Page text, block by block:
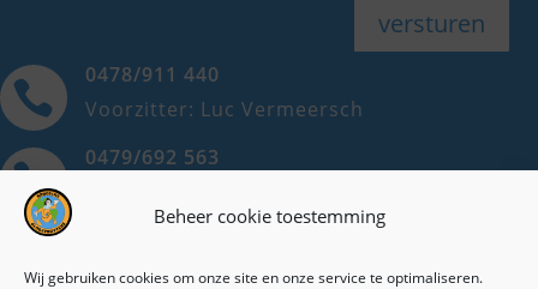
Beheer cookie toestemming
Wij gebruiken cookies om onze site en onze service te optimaliseren.
versturen

0478/911 440
Voorzitter: Luc Vermeersch

0479/692 563

Secretaris: Maria Michels